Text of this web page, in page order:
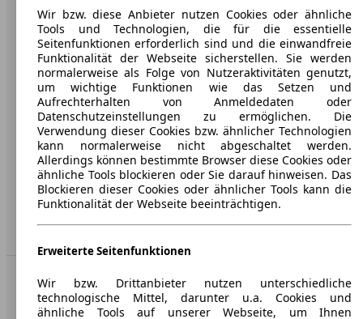
Presse
Karriere
Werbung
AGB
Datenschutz
Impressum
Erklärung zur Barrierefreiheit
Service
In Verbindung bleiben
Wir bzw. diese Anbieter nutzen Cookies oder ähnliche
Tools und Technologien, die für die essentielle
Seitenfunktionen erforderlich sind und die einwandfreie
Funktionalität der Webseite sicherstellen. Sie werden
normalerweise als Folge von Nutzeraktivitäten genutzt,
um wichtige Funktionen wie das Setzen und
Aufrechterhalten von Anmeldedaten oder
Datenschutzeinstellungen zu ermöglichen. Die
Verwendung dieser Cookies bzw. ähnlicher Technologien
kann normalerweise nicht abgeschaltet werden.
Allerdings können bestimmte Browser diese Cookies oder
ähnliche Tools blockieren oder Sie darauf hinweisen. Das
Blockieren dieser Cookies oder ähnlicher Tools kann die
Funktionalität der Webseite beeinträchtigen.
Erweiterte Seitenfunktionen
Wir bzw. Drittanbieter nutzen unterschiedliche
technologische Mittel, darunter u.a. Cookies und
ähnliche Tools auf unserer Webseite, um Ihnen